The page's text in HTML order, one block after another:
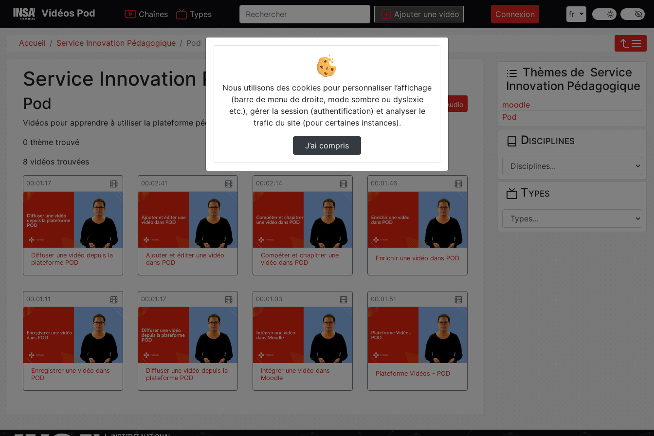
Vidéos Pod Chaînes Types Ajouter une vidéo Connexion fr Mode sombrePolice
Accueil Service Innovation Pédagogique Pod
Service Innovation Pédagogique
Statistiques de vues Video Audio
Pod
Vidéos pour apprendre à utiliser la plateforme pédagogique Vidéos Pod
0 thème trouvé
8 vidéos trouvées
00:01:17
Diffuser une vidéo depuis la
plateforme POD
00:02:41
Ajouter et éditer une vidéo
dans POD
00:02:14
Compéter et chapitrer une
vidéo dans POD
00:01:46
Enrichir une vidéo dans POD
00:01:11
Enregistrer une vidéo dans
POD
00:01:17
Diffuser une vidéo depuis la
plateforme POD
00:01:03
Intégrer une vidéo dans
Moodle
00:01:51
Plateforme Vidéos - POD
Thèmes de Service
Innovation Pédagogique
moodle
Pod
Disciplines
Types
Nous utilisons des cookies pour personnaliser l’affichage
(barre de menu de droite, mode sombre ou dyslexie
etc.), gérer la session (authentification) et analyser le
trafic du site (pour certaines instances).
J’ai compris